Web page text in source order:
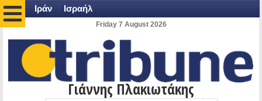
Ιράν Ισραήλ
Friday 7 August 2026
Γιάννης Πλακιωτάκης